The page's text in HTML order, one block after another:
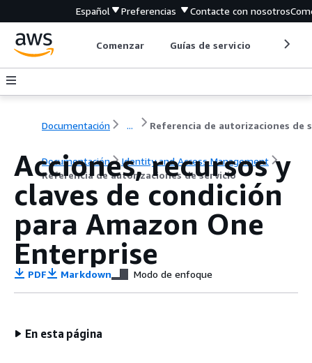
Español Preferencias Contacte con nosotros
Comenzar Guías de servicio
Documentación ...
Documentación
Identity and Access Management
Referencia de autorizaciones de servicio
Acciones, recursos y
claves de condición
para Amazon One
Enterprise
PDF Markdown Modo de enfoque
En esta página